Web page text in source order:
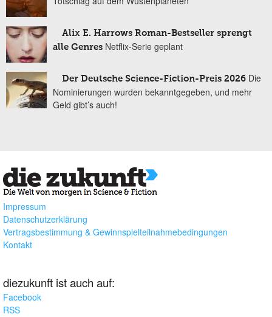
Alix E. Harrows Roman-Bestseller sprengt
alle Genres Netflix-Serie geplant
Der Deutsche Science-Fiction-Preis 2026 Die
Nominierungen wurden bekanntgegeben, und mehr
Geld gibt’s auch!
Impressum
Datenschutzerklärung
Vertragsbestimmung & Gewinnspielteilnahmebedingungen
Kontakt
diezukunft ist auch auf:
Facebook
RSS